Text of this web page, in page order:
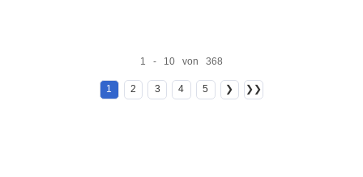
1 - 10 von 368
1 2 3 4 5 ❯ ❯❯